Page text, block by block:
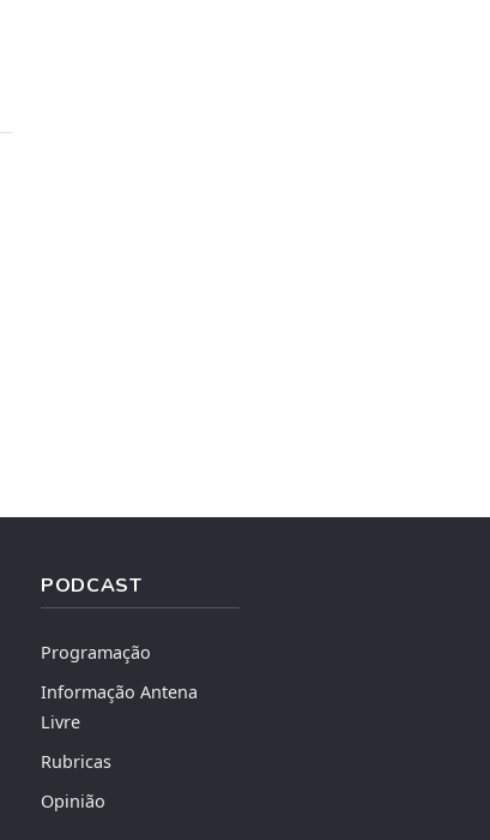
PODCAST
Programação
Informação Antena
Livre
Rubricas
Opinião